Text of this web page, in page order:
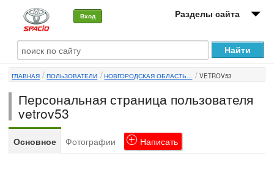
Вход Разделы сайта
О машине
Автоклуб
Форумы
Сервисы и услуги
ГЛАВНАЯ ПОЛЬЗОВАТЕЛИ НОВГОРОДСКАЯ ОБЛАСТЬ... VETROV53
Персональная страница пользователя
vetrov53
Основное Фотографии Написать